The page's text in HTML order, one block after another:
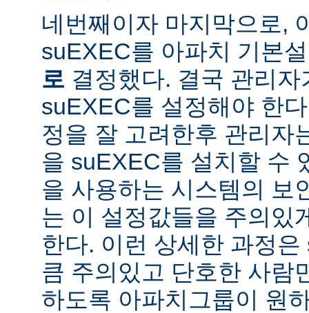
네번째이자 마지막으로,
suEXEC를 아파치 기본
로 결정했다. 결국 관리
suEXEC를 설정해야 한
정을 잘 고려한후 관리자
을 suEXEC를 설치할 수
을 사용하는 시스템의 보
는 이 설정값들을 주의있
한다. 이런 상세한 과정
큼 주의있고 단호한 사람
하도록 아파치그룹이 원